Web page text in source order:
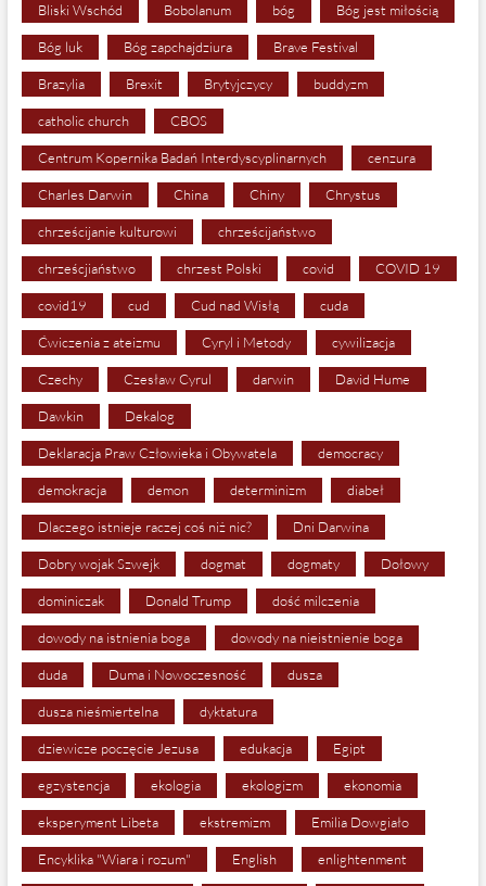
Bliski Wschód Bobolanum bóg Bóg jest miłością
Bóg luk Bóg zapchajdziura Brave Festival
Brazylia Brexit Brytyjczycy buddyzm
catholic church CBOS
Centrum Kopernika Badań Interdyscyplinarnych cenzura
Charles Darwin China Chiny Chrystus
chrześcijanie kulturowi chrześcijaństwo
chrześcjiaństwo chrzest Polski covid COVID 19
covid19 cud Cud nad Wisłą cuda
Ćwiczenia z ateizmu Cyryl i Metody cywilizacja
Czechy Czesław Cyrul darwin David Hume
Dawkin Dekalog
Deklaracja Praw Człowieka i Obywatela democracy
demokracja demon determinizm diabeł
Dlaczego istnieje raczej coś niż nic? Dni Darwina
Dobry wojak Szwejk dogmat dogmaty Dołowy
dominiczak Donald Trump dość milczenia
dowody na istnienia boga dowody na nieistnienie boga
duda Duma i Nowoczesność dusza
dusza nieśmiertelna dyktatura
dziewicze poczęcie Jezusa edukacja Egipt
egzystencja ekologia ekologizm ekonomia
eksperyment Libeta ekstremizm Emilia Dowgiało
Encyklika "Wiara i rozum" English enlightenment